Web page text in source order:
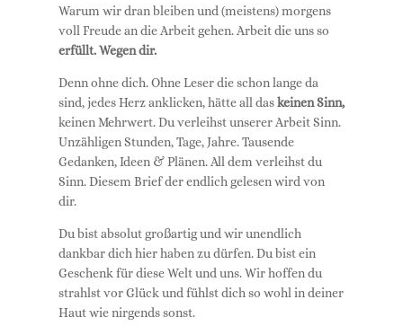
Warum wir dran bleiben und (meistens) morgens
voll Freude an die Arbeit gehen. Arbeit die uns so
erfüllt. Wegen dir.
Denn ohne dich. Ohne Leser die schon lange da
sind, jedes Herz anklicken, hätte all daskeinen Sinn,
keinen Mehrwert. Du verleihst unserer Arbeit Sinn.
Unzähligen Stunden, Tage, Jahre. Tausende
Gedanken, Ideen & Plänen. All dem verleihst du
Sinn. Diesem Brief der endlich gelesen wird von
dir.
Du bist absolut großartig und wir unendlich
dankbar dich hier haben zu dürfen. Du bist ein
Geschenk für diese Welt und uns. Wir hoffen du
strahlst vor Glück und fühlst dich so wohl in deiner
Haut wie nirgends sonst.